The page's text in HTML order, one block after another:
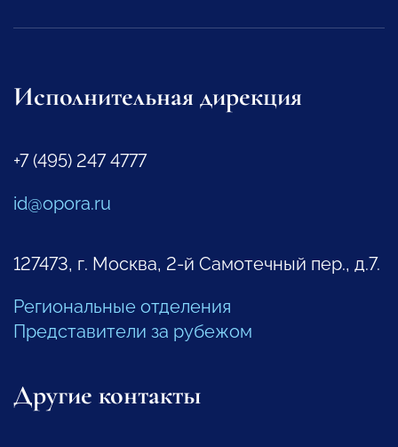
Исполнительная дирекция
+7 (495) 247 4777
id@opora.ru
127473, г. Москва, 2-й Самотечный пер., д.7.
Региональные отделения
Представители за рубежом
Другие контакты